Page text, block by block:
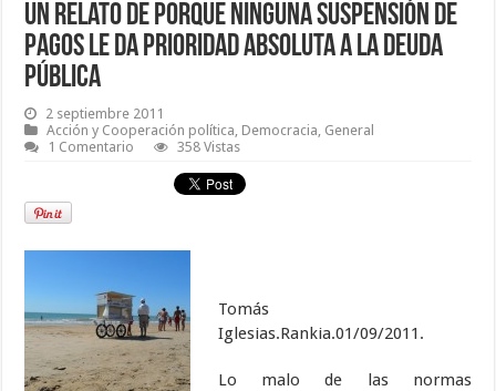
Un relato de porque ninguna suspensión de
pagos le da prioridad absoluta a la deuda
pública
2 septiembre 2011
Acción y Cooperación política, Democracia, General
1 Comentario
358 Vistas
Tomás
Iglesias.Rankia.01/09/2011.
Lo malo de las normas